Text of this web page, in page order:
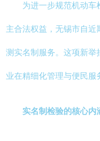
为进一步规范机动
主合法权益，无锡市自
测实名制服务。这项新
业在精细化管理与便民服
实名制检验的核心内